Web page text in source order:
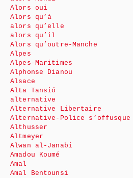
Alors oui
Alors qu’à
alors qu’elle
alors qu’il
Alors qu’outre-Manche
Alpes
Alpes-Maritimes
Alphonse Dianou
Alsace
Alta Tansió
alternative
Alternative Libertaire
Alternative-Police s’offusque
Althusser
Altmeyer
Alwan al-Janabi
Amadou Koumé
Amal
Amal Bentounsi